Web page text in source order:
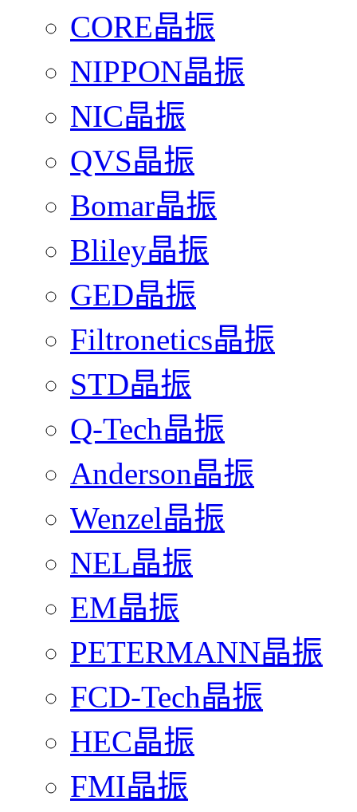
CORE晶振
NIPPON晶振
NIC晶振
QVS晶振
Bomar晶振
Bliley晶振
GED晶振
Filtronetics晶振
STD晶振
Q-Tech晶振
Anderson晶振
Wenzel晶振
NEL晶振
EM晶振
PETERMANN晶振
FCD-Tech晶振
HEC晶振
FMI晶振